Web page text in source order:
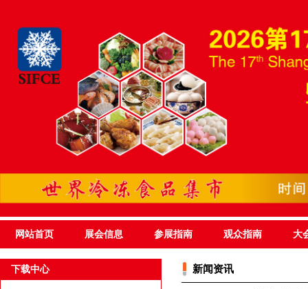
网站首页 展会信息 参展指南 观众指南 大
下载中心 新闻资讯